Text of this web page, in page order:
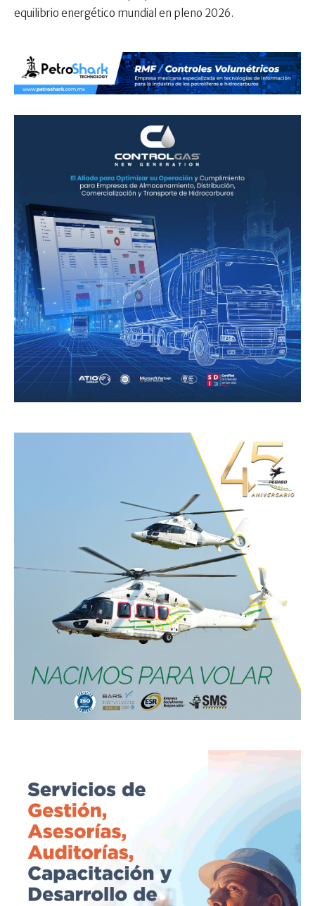
equilibrio energético mundial en pleno 2026.